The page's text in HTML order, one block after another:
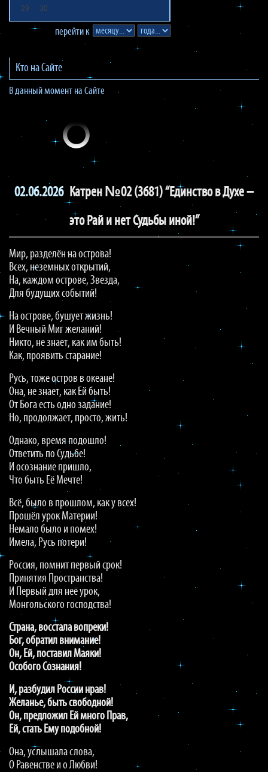
29
30
перейти к
Кто на Сайте
В данный момент на Сайте
02.06.2026 Катрен №02 (3681) “Единство в Духе –
это Рай и нет Судьбы иной!”
Мир, разделён на острова!
Всех, неземных открытий,
На, каждом острове, Звезда,
Для будущих событий!
На острове, бушует жизнь!
И Вечный Миг желаний!
Никто, не знает, как им быть!
Как, проявить старание!
Русь, тоже остров в океане!
Она, не знает, как Ей быть!
От Бога есть одно задание!
Но, продолжает, просто, жить!
Однако, время подошло!
Ответить по Судьбе!
И осознание пришло,
Что быть Её Мечте!
Всё, было в прошлом, как у всех!
Прошёл урок Материи!
Немало было и помех!
Имела, Русь потери!
Россия, помнит первый срок!
Принятия Пространства!
И Первый для неё урок,
Монгольского господства!
Страна, восстала вопреки!
Бог, обратил внимание!
Он, Ей, поставил Маяки!
Особого Сознания!
И, разбудил России нрав!
Желанье, быть свободной!
Он, предложил Ей много Прав,
Ей, стать Ему подобной!
Она, услышала слова,
О Равенстве и о Любви!